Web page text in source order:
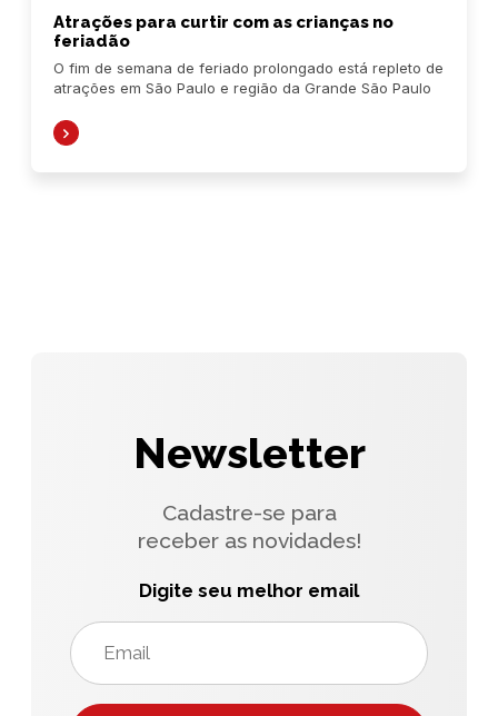
Atrações para curtir com as crianças no
feriadão
O fim de semana de feriado prolongado está repleto de
atrações em São Paulo e região da Grande São Paulo
Newsletter
Cadastre-se para
receber as novidades!
Digite seu melhor email